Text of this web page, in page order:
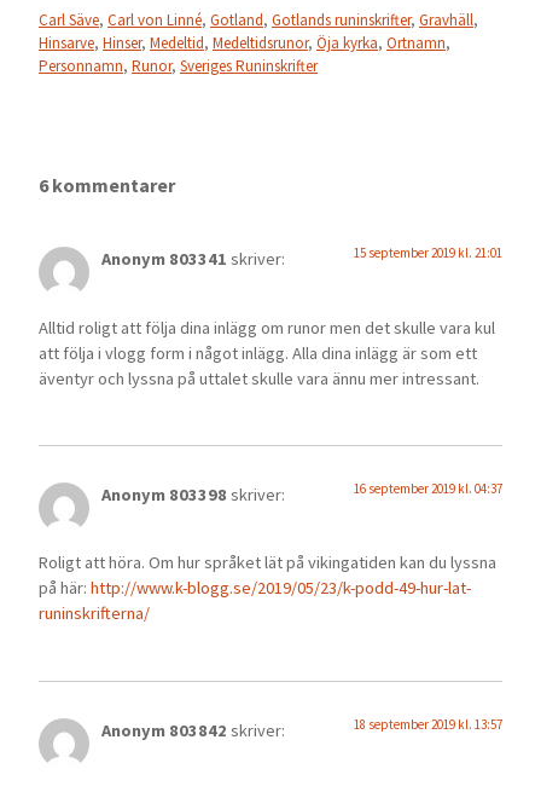
Carl Säve, Carl von Linné, Gotland, Gotlands runinskrifter, Gravhäll,
Hinsarve, Hinser, Medeltid, Medeltidsrunor, Öja kyrka, Ortnamn,
Personnamn, Runor, Sveriges Runinskrifter
6 kommentarer
Anonym 803341 skriver: 15 september 2019 kl. 21:01
Alltid roligt att följa dina inlägg om runor men det skulle vara kul
att följa i vlogg form i något inlägg. Alla dina inlägg är som ett
äventyr och lyssna på uttalet skulle vara ännu mer intressant.
Anonym 803398 skriver: 16 september 2019 kl. 04:37
Roligt att höra. Om hur språket lät på vikingatiden kan du lyssna
på här: http://www.k-blogg.se/2019/05/23/k-podd-49-hur-lat-
runinskrifterna/
Anonym 803842 skriver: 18 september 2019 kl. 13:57